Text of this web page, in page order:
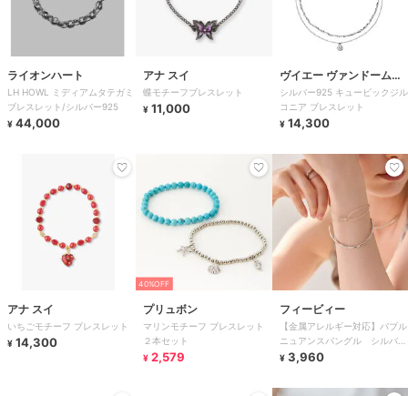
ライオンハート
LH HOWL ミディアムタテガミ
ブレスレット/シルバー925
¥ 44,000
アナ スイ
蝶モチーフブレスレット
¥ 11,000
ヴイエー ヴァンドーム青
山
シルバー925 キュービックジル
コニア ブレスレット
¥ 14,300
アナ スイ
いちごモチーフ ブレスレット
¥ 14,300
40%OFF
プリュボン
マリンモチーフ ブレスレット
２本セット
¥ 2,579
フィービィー
【金属アレルギー対応】バブル
ニュアンスバングル シルバ
ー/ニッケルフリー
¥ 3,960